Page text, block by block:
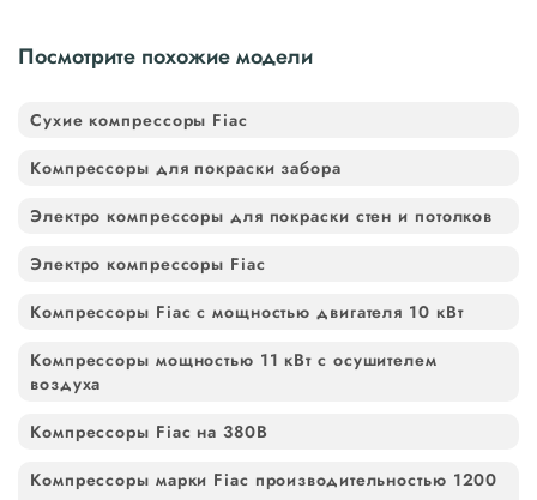
Посмотрите похожие модели
Сухие компрессоры Fiac
Компрессоры для покраски забора
Электро компрессоры для покраски стен и потолков
Электро компрессоры Fiac
Компрессоры Fiac с мощностью двигателя 10 кВт
Компрессоры мощностью 11 кВт с осушителем
воздуха
Компрессоры Fiac на 380В
Компрессоры марки Fiac производительностью 1200